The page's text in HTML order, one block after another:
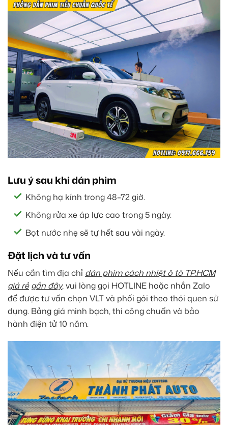
Lưu ý sau khi dán phim
Không hạ kính trong 48–72 giờ.
Không rửa xe áp lực cao trong 5 ngày.
Bọt nước nhẹ sẽ tự hết sau vài ngày.
Đặt lịch và tư vấn
Nếu cần tìm địa chỉ dán phim cách nhiệt ô tô TP.HCM
giá rẻ gần đây, vui lòng gọi HOTLINE hoặc nhắn Zalo
để được tư vấn chọn VLT và phối gói theo thói quen sử
dụng. Bảng giá minh bạch, thi công chuẩn và bảo
hành điện tử 10 năm.